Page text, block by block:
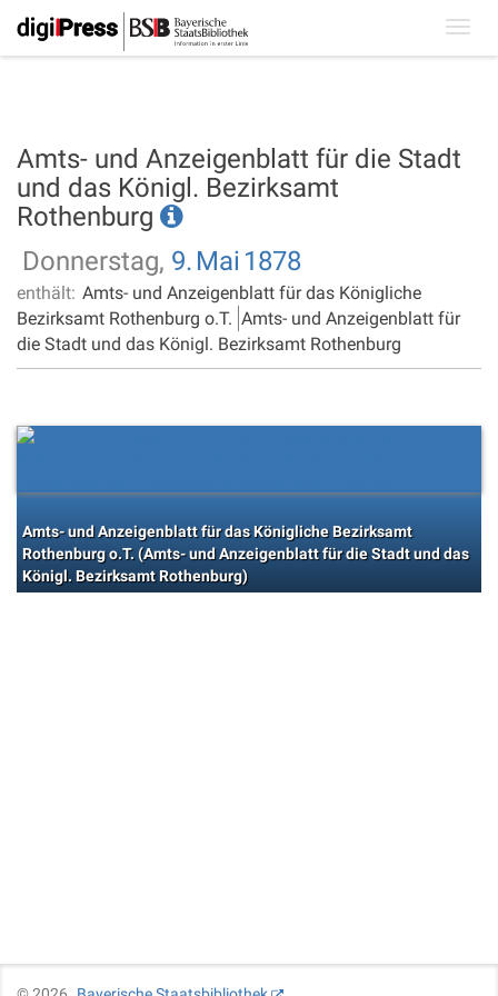
Amts- und Anzeigenblatt für die Stadt
und das Königl. Bezirksamt
Rothenburg
Donnerstag, 9. Mai 1878
enthält: Amts- und Anzeigenblatt für das Königliche
Bezirksamt Rothenburg o.T. Amts- und Anzeigenblatt für
die Stadt und das Königl. Bezirksamt Rothenburg
Amts- und Anzeigenblatt für das Königliche Bezirksamt
Rothenburg o.T. (Amts- und Anzeigenblatt für die Stadt und das
Königl. Bezirksamt Rothenburg)